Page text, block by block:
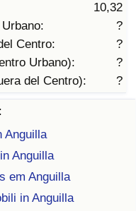
10,32
?
Centro:
?
Urbano):
?
del Centro):
?
Anguilla
Anguilla
em Anguilla
in Anguilla